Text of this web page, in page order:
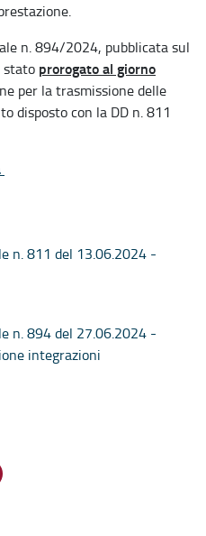
n. 894/2024, pubblicata sul
stato prorogato al giorno
per la trasmissione delle
disposto con la DD n. 811
n. 811 del 13.06.2024 -
n. 894 del 27.06.2024 -
integrazioni